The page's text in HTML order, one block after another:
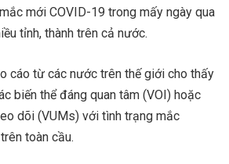
mới COVID-19 trong mấy ngày qua
tỉnh, thành trên cả nước.
cáo từ các nước trên thế giới cho thấy
biến thể đáng quan tâm (VOI) hoặc
dõi (VUMs) với tình trạng mắc
toàn cầu.